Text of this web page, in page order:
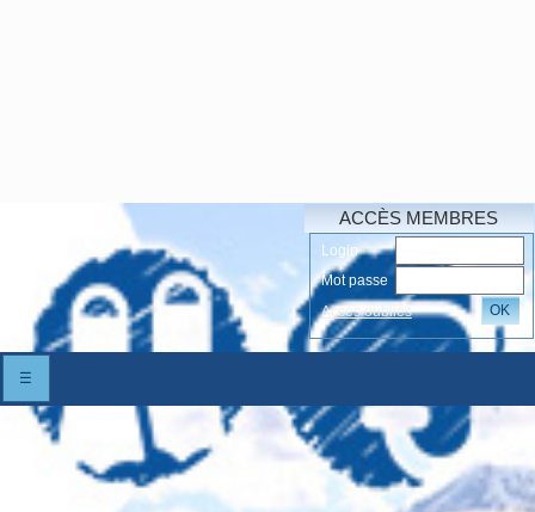
ACCÈS MEMBRES
Login
Mot passe
Accés oubliés
OK
☰